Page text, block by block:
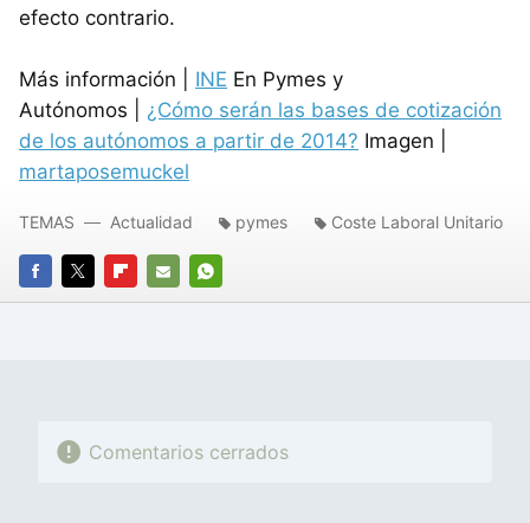
efecto contrario.
Más información | INE En Pymes y
Autónomos | ¿Cómo serán las bases de cotización
de los autónomos a partir de 2014? Imagen |
martaposemuckel
FACEBOOK
TWITTERFLIPBOARD
E-
WHATSAPP
TEMAS Actualidad pymes Coste Laboral Unitario
Comentarios cerrados